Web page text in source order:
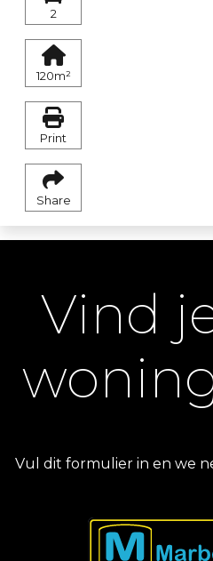
2
120m²
Print
Share
Vind
Vul dit formulier in en we